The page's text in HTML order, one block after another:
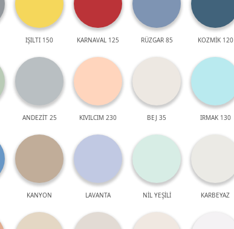
IŞILTI 150 KARNAVAL 125 RÜZGAR 85 KOZMİK 120
ANDEZİT 25 KIVILCIM 230 BEJ 35 IRMAK 130
KANYON LAVANTA NİL YEŞİLİ KARBEYAZ